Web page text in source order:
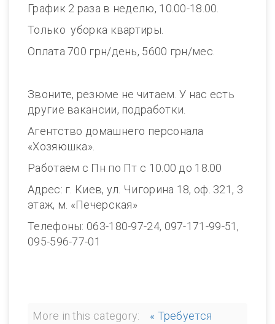
График 2 раза в неделю, 10.00-18.00.
Только уборка квартиры.
Оплата 700 грн/день, 5600 грн/мес.
Звоните, резюме не читаем. У нас есть
другие вакансии, подработки.
Агентство домашнего персонала
«Хозяюшка».
Работаем с Пн по Пт с 10.00 до 18.00
Адрес: г. Киев, ул. Чигорина 18, оф. 321, 3
этаж, м. «Печерская»
Телефоны: 063-180-97-24, 097-171-99-51,
095-596-77-01
More in this category:
« Требуется